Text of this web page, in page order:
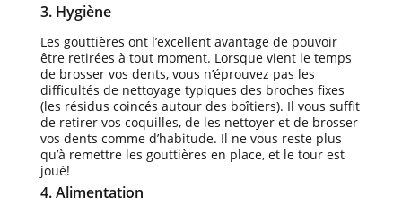
3. Hygiène
Les gouttières ont l’excellent avantage de pouvoir
être retirées à tout moment. Lorsque vient le temps
de brosser vos dents, vous n’éprouvez pas les
difficultés de nettoyage typiques des broches fixes
(les résidus coincés autour des boîtiers). Il vous suffit
de retirer vos coquilles, de les nettoyer et de brosser
vos dents comme d’habitude. Il ne vous reste plus
qu’à remettre les gouttières en place, et le tour est
joué!
4. Alimentation